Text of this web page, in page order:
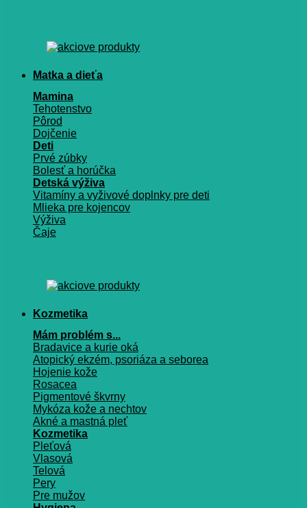
Matka a dieťa
Mamina
Tehotenstvo
Pôrod
Dojčenie
Deti
Prvé zúbky
Bolesť a horúčka
Detská výživa
Vitamíny a vyživové doplnky pre deti
Mlieka pre kojencov
Výživa
Čaje
Kozmetika
Mám problém s...
Bradavice a kurie oká
Atopický ekzém, psoriáza a seborea
Hojenie kože
Rosacea
Pigmentové škvrny
Mykóza kože a nechtov
Akné a mastná pleť
Kozmetika
Pleťová
Vlasová
Telová
Pery
Pre mužov